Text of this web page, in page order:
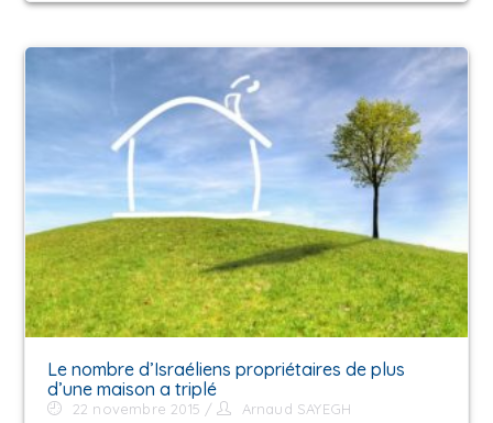
Le nombre d’Israéliens propriétaires de plus
d’une maison a triplé
22 novembre 2015 Arnaud SAYEGH